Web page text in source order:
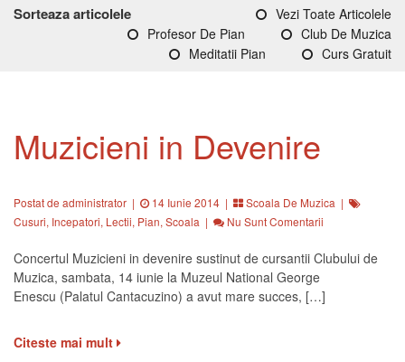
Sorteaza articolele
Vezi Toate Articolele
Profesor De Pian
Club De Muzica
Meditatii Pian
Curs Gratuit
Muzicieni in Devenire
Postat de administrator | 14 Iunie 2014 | Scoala De Muzica |
Cusuri, Incepatori, Lectii, Pian, Scoala | Nu Sunt Comentarii
Concertul Muzicieni in devenire sustinut de cursantii Clubului de
Muzica, sambata, 14 iunie la Muzeul National George
Enescu (Palatul Cantacuzino) a avut mare succes, […]
Citeste mai mult